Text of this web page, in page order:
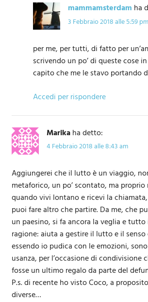
mammamsterdam ha
3 Febbraio 2018 alle 5:59 pm
per me, per tutti, di fatto per
scrivendo un po’ di queste cose
capito che me le stavo portando
Accedi per rispondere
Marikaha detto:
4 Febbraio 2018 alle 8:43 am
Aggiungerei che il lutto è un viaggio,
metaforico, un po’ scontato, ma proprio
quando vivi lontano e ricevi la
puoi fare altro che partire. Da me, che
un paesino, si fa ancora la veglia e tutto
ragione: aiuta a gestire il lutto e il
essendo io pudica con le emozioni,
usanza, per l’occasione di condivisione
fosse un ultimo regalo da parte del
P.s. di recente ho visto Coco, a
diverse…